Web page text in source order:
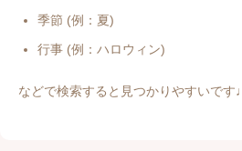
季節 (例：夏)
行事 (例：ハロウィン)
などで検索すると見つかりやすいです♩